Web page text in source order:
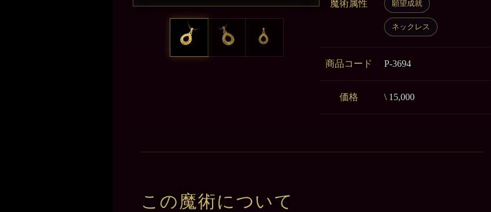
魔術属性 願望成就
ネックレス
商品コード P-3694
価格 \ 15,000
この魔術について